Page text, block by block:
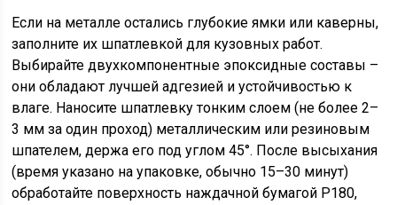
Если на металле остались глубокие ямки или каверны,
заполните их шпатлевкой для кузовных работ.
Выбирайте двухкомпонентные эпоксидные составы –
они обладают лучшей адгезией и устойчивостью к
влаге. Наносите шпатлевку тонким слоем (не более 2–
3 мм за один проход) металлическим или резиновым
шпателем, держа его под углом 45°. После высыхания
(время указано на упаковке, обычно 15–30 минут)
обработайте поверхность наждачной бумагой P180,